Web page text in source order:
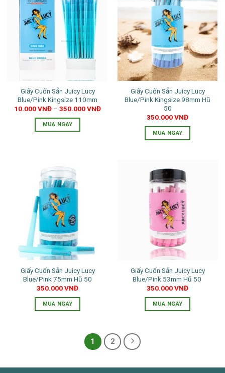
Giấy Cuốn Sẵn Juicy Lucy
Blue/Pink Kingsize 110mm
10.000VNĐ – 350.000VNĐ
MUA NGAY
có
nhiều
biến
thể.
Các
tùy
chọn
có
thể
chọn
trên
sản
Giấy Cuốn Sẵn Juicy Lucy
Blue/Pink Kingsize 98mm Hũ
50
350.000VNĐ
MUA NGAY
có
nhiều
biến
thể.
Các
tùy
chọn
có
thể
được
chọn
trên
trang
sản
Giấy Cuốn Sẵn Juicy Lucy
Blue/Pink 75mm Hũ 50
350.000VNĐ
MUA NGAY
biến
Giấy Cuốn Sẵn Juicy Lucy
Blue/Pink 53mm Hũ 50
350.000VNĐ
MUA NGAY
biến
1 2